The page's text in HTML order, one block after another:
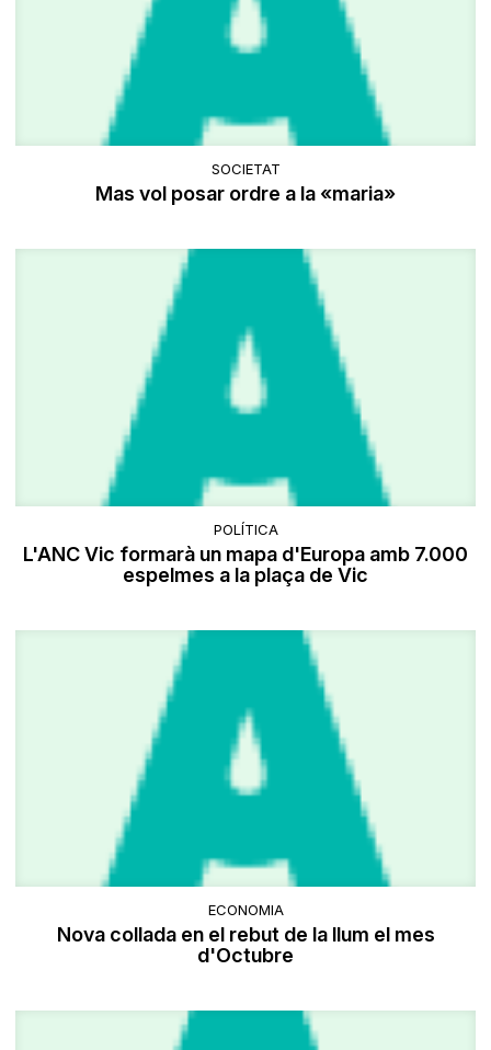
SOCIETAT
Mas vol posar ordre a la «maria»
POLÍTICA
L'ANC Vic formarà un mapa d'Europa amb 7.000
espelmes a la plaça de Vic
ECONOMIA
Nova collada en el rebut de la llum el mes
d'Octubre